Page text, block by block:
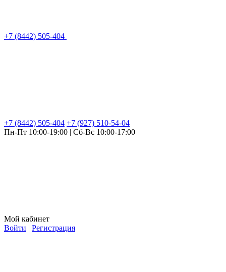
+7 (8442) 505-404
+7 (8442) 505-404 +7 (927) 510-54-04
Пн-Пт 10:00-19:00 | Сб-Вс 10:00-17:00
Мой кабинет
Войти | Регистрация